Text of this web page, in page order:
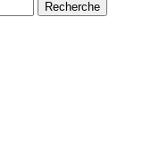
Recherche